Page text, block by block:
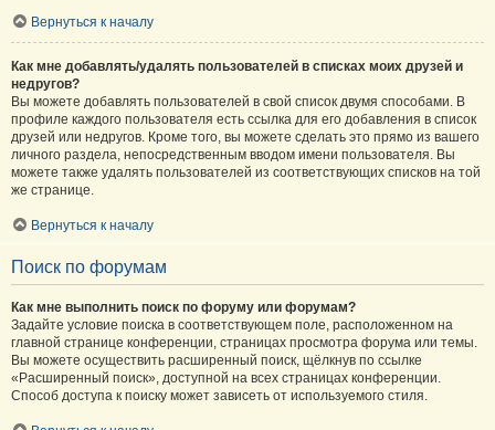
Вернуться к началу
Как мне добавлять/удалять пользователей в списках моих друзей и
недругов?
Вы можете добавлять пользователей в свой список двумя способами. В
профиле каждого пользователя есть ссылка для его добавления в список
друзей или недругов. Кроме того, вы можете сделать это прямо из вашего
личного раздела, непосредственным вводом имени пользователя. Вы
можете также удалять пользователей из соответствующих списков на той
же странице.
Вернуться к началу
Поиск по форумам
Как мне выполнить поиск по форуму или форумам?
Задайте условие поиска в соответствующем поле, расположенном на
главной странице конференции, страницах просмотра форума или темы.
Вы можете осуществить расширенный поиск, щёлкнув по ссылке
«Расширенный поиск», доступной на всех страницах конференции.
Способ доступа к поиску может зависеть от используемого стиля.